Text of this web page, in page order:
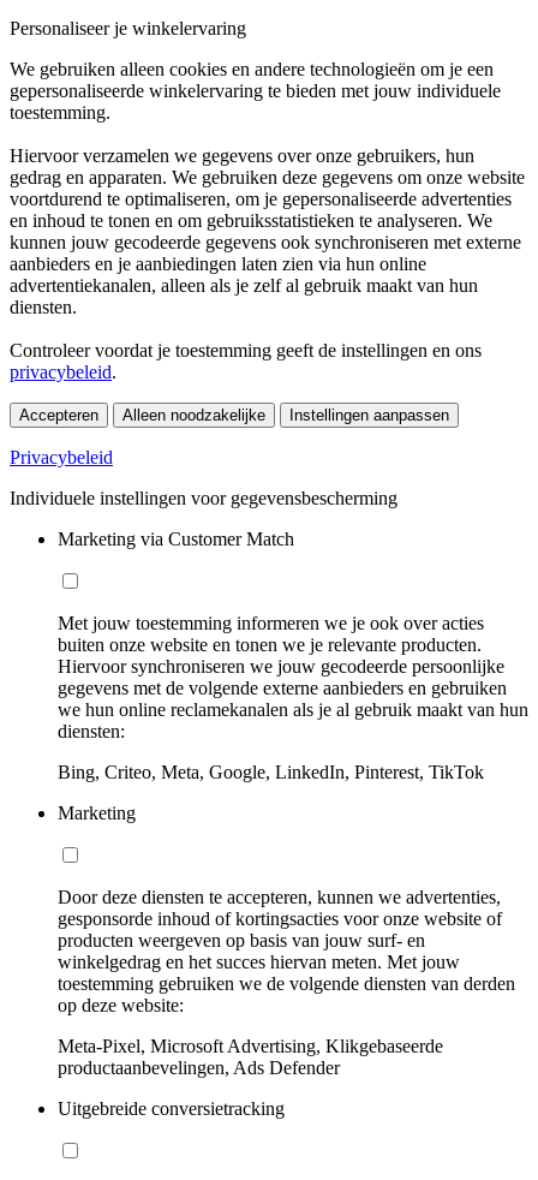
Personaliseer je winkelervaring
We gebruiken alleen cookies en andere technologieën om je een
gepersonaliseerde winkelervaring te bieden met jouw individuele
toestemming.
Hiervoor verzamelen we gegevens over onze gebruikers, hun
gedrag en apparaten. We gebruiken deze gegevens om onze website
voortdurend te optimaliseren, om je gepersonaliseerde advertenties
en inhoud te tonen en om gebruiksstatistieken te analyseren. We
kunnen jouw gecodeerde gegevens ook synchroniseren met externe
aanbieders en je aanbiedingen laten zien via hun online
advertentiekanalen, alleen als je zelf al gebruik maakt van hun
diensten.
Controleer voordat je toestemming geeft de instellingen en ons
privacybeleid.
Accepteren Alleen noodzakelijke Instellingen aanpassen
Privacybeleid
Individuele instellingen voor gegevensbescherming
Marketing via Customer Match
Met jouw toestemming informeren we je ook over acties
buiten onze website en tonen we je relevante producten.
Hiervoor synchroniseren we jouw gecodeerde persoonlijke
gegevens met de volgende externe aanbieders en gebruiken
we hun online reclamekanalen als je al gebruik maakt van hun
diensten:
Bing, Criteo, Meta, Google, LinkedIn, Pinterest, TikTok
Marketing
Door deze diensten te accepteren, kunnen we advertenties,
gesponsorde inhoud of kortingsacties voor onze website of
producten weergeven op basis van jouw surf- en
winkelgedrag en het succes hiervan meten. Met jouw
toestemming gebruiken we de volgende diensten van derden
op deze website:
Meta-Pixel, Microsoft Advertising, Klikgebaseerde
productaanbevelingen, Ads Defender
Uitgebreide conversietracking